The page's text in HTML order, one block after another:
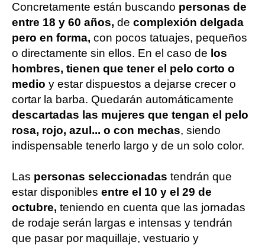
Concretamente están buscando personas de
entre 18 y 60 años, de complexión delgada
pero en forma, con pocos tatuajes, pequeños
o directamente sin ellos. En el caso de los
hombres, tienen que tener el pelo corto o
medio y estar dispuestos a dejarse crecer o
cortar la barba. Quedarán automáticamente
descartadas las mujeres que tengan el pelo
rosa, rojo, azul... o con mechas, siendo
indispensable tenerlo largo y de un solo color.
Las personas seleccionadas tendrán que
estar disponibles entre el 10 y el 29 de
octubre, teniendo en cuenta que las jornadas
de rodaje serán largas e intensas y tendrán
que pasar por maquillaje, vestuario y